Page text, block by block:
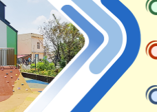
年度第2次
學行動站研